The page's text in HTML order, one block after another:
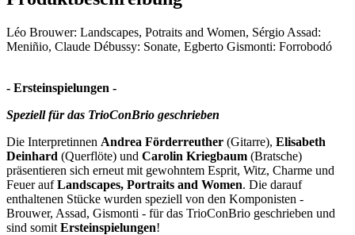
Léo Brouwer: Landscapes, Potraits and Women, Sérgio Assad:
Meniñio, Claude Débussy: Sonate, Egberto Gismonti: Forrobodó
- Ersteinspielungen -
Speziell für das TrioConBrio geschrieben
Die Interpretinnen Andrea Förderreuther (Gitarre), Elisabeth
Deinhard (Querflöte) und Carolin Kriegbaum (Bratsche)
präsentieren sich erneut mit gewohntem Esprit, Witz, Charme und
Feuer aufLandscapes, Portraits and Women. Die darauf
enthaltenen Stücke wurden speziell von den Komponisten -
Brouwer, Assad, Gismonti - für das TrioConBrio geschrieben und
sind somit Ersteinspielungen!